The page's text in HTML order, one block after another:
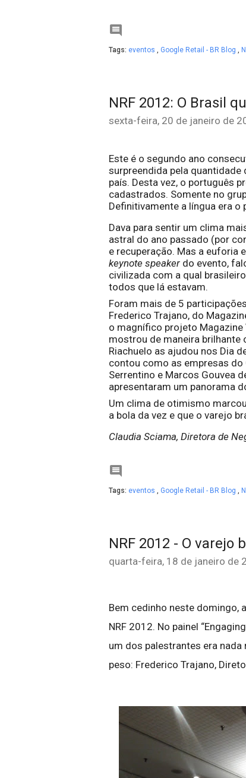

Tags: eventos , Google Retail - BR Blog ,
NRF 2012: O Brasil
sexta-feira, 20 de janeiro de
Este é o segundo ano
surpreendida pela
país. Desta vez, o português
cadastrados. Somente no
Definitivamente a língua era o
Dava para sentir um clima
astral do ano passado (por
keynote speaker do evento,
civilizada com a qual
todos que lá estavam.
Foram mais de 5
Frederico Trajano, do
o magnífico projeto Magazine
mostrou de maneira brilhante
Riachuelo as ajudou nos Dia
contou como as empresas
Serrentino e Marcos Gouvea
apresentaram um panorama
Um clima de otimismo
a bola da vez e que o varejo
Claudia Sciama, Diretora de

Tags: eventos , Google Retail - BR Blog ,
NRF 2012 - O varejo
quarta-feira, 18 de janeiro de
Bem cedinho neste domingo,
NRF 2012. No painel
um dos palestrantes era
peso: Frederico Trajano,